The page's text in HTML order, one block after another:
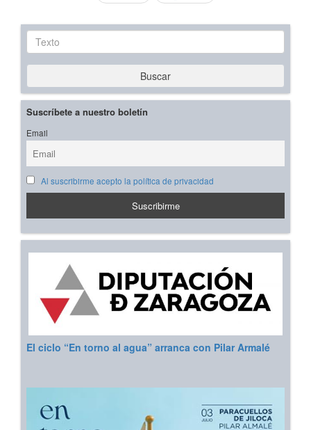
Texto
Buscar
Suscríbete a nuestro boletín
Email
Al suscribirme acepto la política de privacidad
El ciclo “En torno al agua” arranca con Pilar Armalé